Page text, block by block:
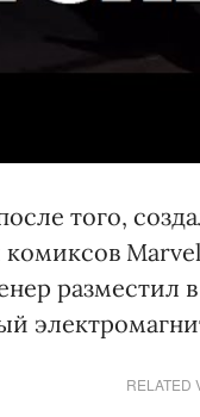
того,
разместил в
RELATED